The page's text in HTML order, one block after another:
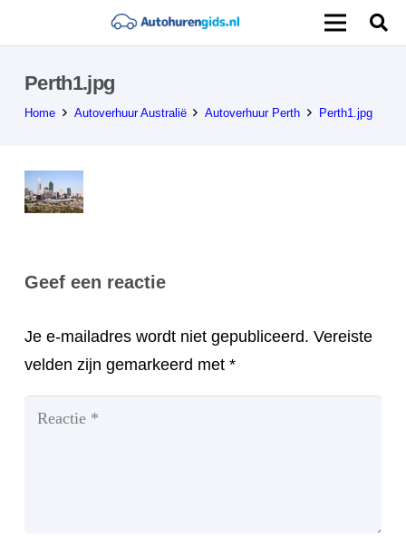
Perth1.jpg
Home Autoverhuur Australië Autoverhuur Perth Perth1.jpg
Geef een reactie
Je e-mailadres wordt niet gepubliceerd. Vereiste
velden zijn gemarkeerd met *